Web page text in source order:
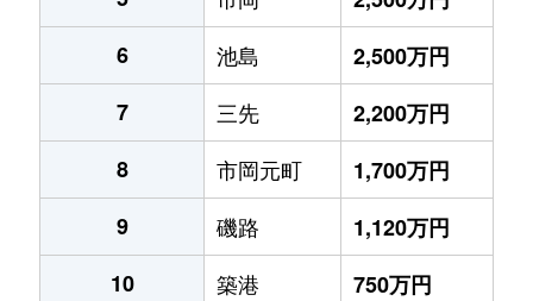
6
池島
2,500万円
7
三先
2,200万円
8
市岡元町
1,700万円
9
磯路
1,120万円
10
築港 750万円